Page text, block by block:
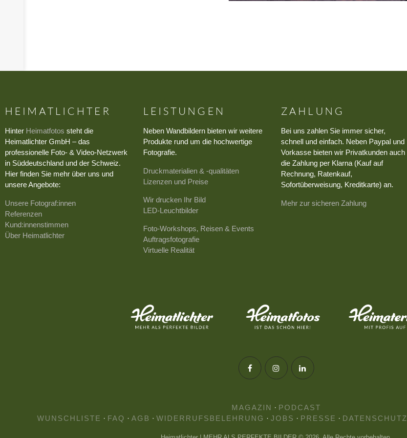
HEIMATLICHTER
Hinter Heimatfotos steht die
Heimatlichter GmbH – das
professionelle Foto- & Video-Netzwerk
in Süddeutschland und der Schweiz.
Hier finden Sie mehr über uns und
unsere Angebote:
Unsere Fotograf:innen
Referenzen
Kund:innenstimmen
Über Heimatlichter
LEISTUNGEN
Neben Wandbildern bieten wir weitere
Produkte rund um die hochwertige
Fotografie.
Druckmaterialien & -qualitäten
Lizenzen und Preise
Wir drucken Ihr Bild
LED-Leuchtbilder
Foto-Workshops, Reisen & Events
Auftragsfotografie
Virtuelle Realität
ZAHLUNG
Bei uns zahlen Sie immer sicher,
schnell und einfach. Neben Paypal und
Vorkasse bieten wir Privatkunden auch
die Zahlung per Klarna (Kauf auf
Rechnung, Ratenkauf,
Sofortüberweisung, Kreditkarte) an.
Mehr zur sicheren Zahlung
MAGAZIN · PODCAST
WUNSCHLISTE · FAQ · AGB · WIDERRUFSBELEHRUNG · JOBS · PRESSE · DATENSCHUTZ